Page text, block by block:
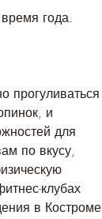
года.
прогуливаться
и
для
по вкусу,
клубах
в Костроме